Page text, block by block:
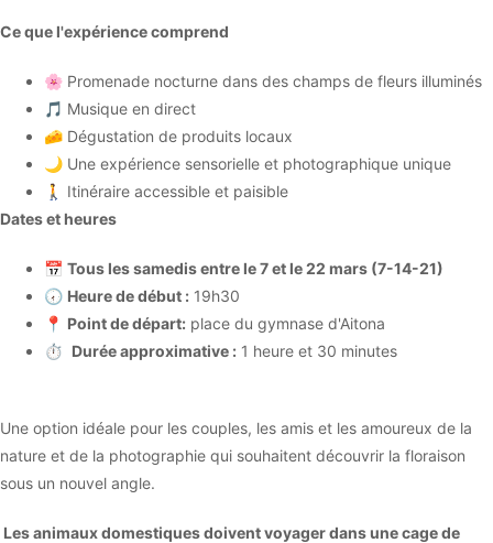
Ce que l'expérience comprend
🌸 Promenade nocturne dans des champs de fleurs illuminés
🎵 Musique en direct
🧀 Dégustation de produits locaux
🌙 Une expérience sensorielle et photographique unique
🚶 Itinéraire accessible et paisible
Dates et heures
📅 Tous les samedis entre le 7 et le 22 mars (7-14-21)
🕢 Heure de début : 19h30
📍 Point de départ: place du gymnase d'Aitona
⏱️ Durée approximative : 1 heure et 30 minutes
Une option idéale pour les couples, les amis et les amoureux de la
nature et de la photographie qui souhaitent découvrir la floraison
sous un nouvel angle.
Les animaux domestiques doivent voyager dans une cage de